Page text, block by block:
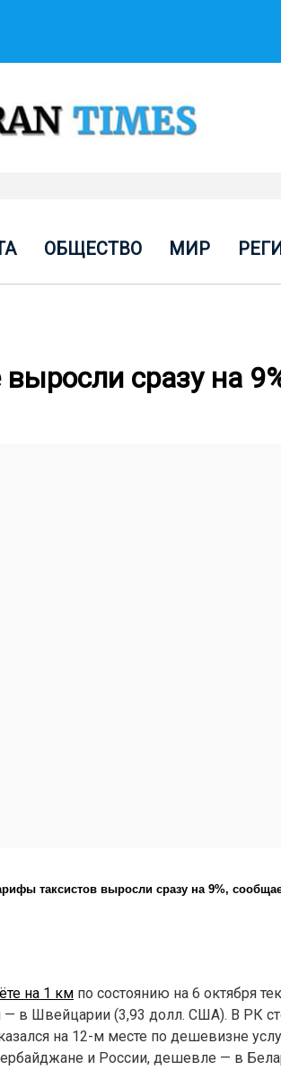
ОБЩЕСТВО МИР
сразу на
таксистов выросли сразу на 9%,
на 1 км по состоянию на 6 октября
— в Швейцарии (3,93 долл. США). В РК
на 12-м месте по дешевизне
и России, дешевле — в